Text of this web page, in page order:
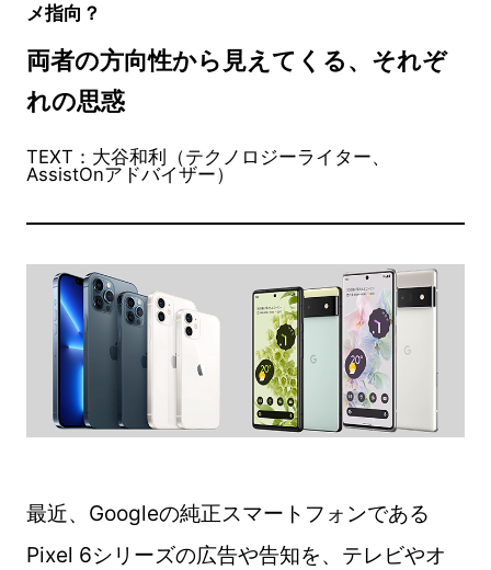
メ指向？
両者の方向性から見えてくる、それぞ
れの思惑
TEXT：大谷和利（テクノロジーライター、
AssistOnアドバイザー）
最近、Googleの純正スマートフォンである
Pixel 6シリーズの広告や告知を、テレビやオ